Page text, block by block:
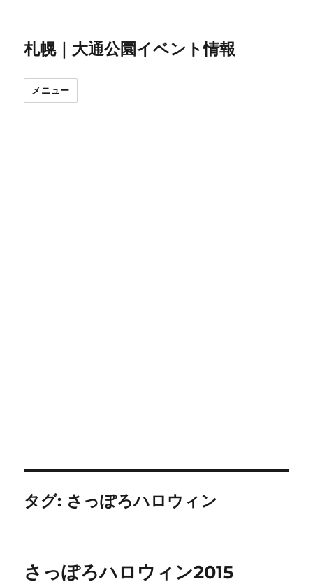
札幌｜大通公園イベント情報
メニュー
タグ: さっぽろハロウィン
さっぽろハロウィン2015